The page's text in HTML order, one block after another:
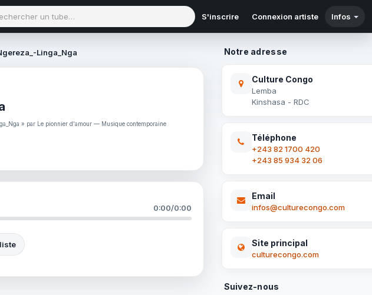
un tube
S'inscrire Connexion artiste Infos
Linga_Nga
» par Le pionnier d'amour — Musique contemporaine
0:00/0:00
Notre adresse
Culture Congo
Lemba
Kinshasa - RDC
Téléphone
+243 82 1700 420
+243 85 934 32 06
Email
infos@culturecongo.com
Site principal
culturecongo.com
Suivez-nous